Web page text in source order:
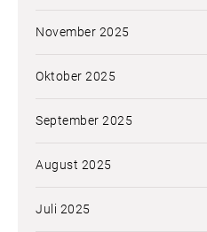
November 2025
Oktober 2025
September 2025
August 2025
Juli 2025